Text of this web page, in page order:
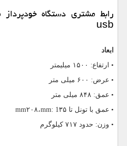
رابط مشتری دستگاه
usb
ابعاد
• ارتفاع: ۱۵۰۰ میلیمتر
• عرض: ۶۰۰ میلی متر
• عمق: ۸۴۸ میلی متر
• عمق با تونل تا ۳۵
mm: 1،۲۰۸
mm
• وزن: حدود ۷۱۷ کیلوگرم